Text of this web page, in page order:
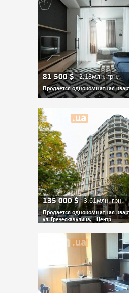
81 500$ 2.18млн.грн.
Продается однокомнатная
135 000$ 3.61млн.грн.
Продается однокомнатная
ул. Греческая улица, Центр